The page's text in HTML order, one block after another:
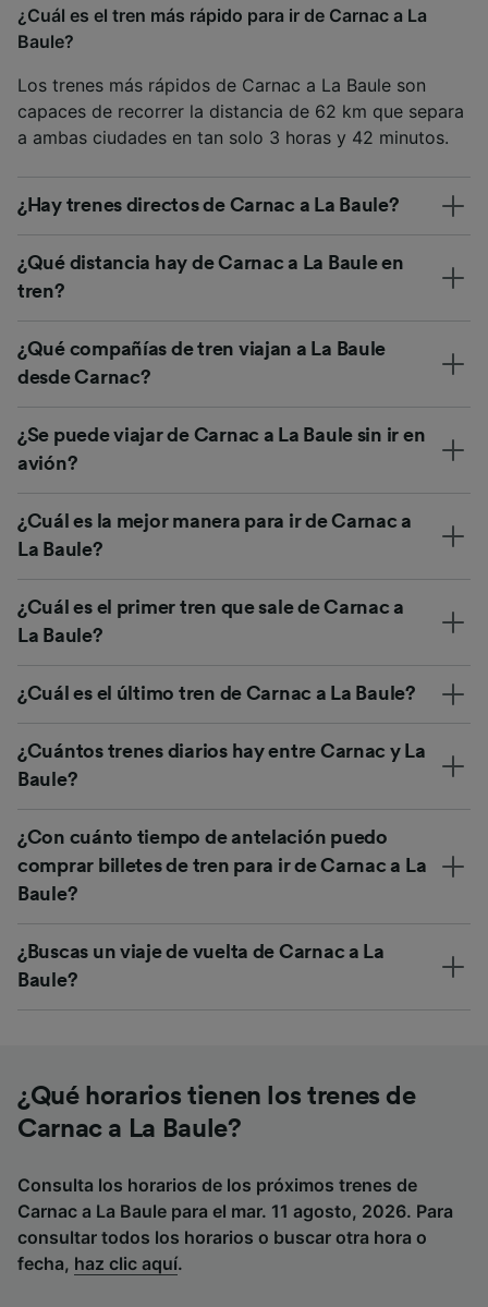
¿Cuál es el tren más rápido para ir de Carnac a La
Baule?
Los trenes más rápidos de Carnac a La Baule son
capaces de recorrer la distancia de 62 km que separa
a ambas ciudades en tan solo 3 horas y 42 minutos.
¿Hay trenes directos de Carnac a La Baule?
¿Qué distancia hay de Carnac a La Baule en
tren?
¿Qué compañías de tren viajan a La Baule
desde Carnac?
¿Se puede viajar de Carnac a La Baule sin ir en
avión?
¿Cuál es la mejor manera para ir de Carnac a
La Baule?
¿Cuál es el primer tren que sale de Carnac a
La Baule?
¿Cuál es el último tren de Carnac a La Baule?
¿Cuántos trenes diarios hay entre Carnac y La
Baule?
¿Con cuánto tiempo de antelación puedo
comprar billetes de tren para ir de Carnac a La
Baule?
¿Buscas un viaje de vuelta de Carnac a La
Baule?
¿Qué horarios tienen los trenes de
Carnac a La Baule?
Consulta los horarios de los próximos trenes de
Carnac a La Baule para el mar. 11 agosto, 2026. Para
consultar todos los horarios o buscar otra hora o
fecha, haz clic aquí.